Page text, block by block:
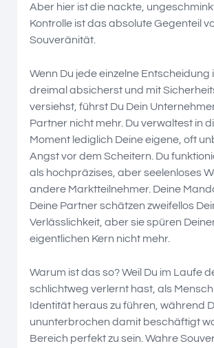
Aber hier ist die nackte,
Kontrolle ist das absolute Gegenteil
Souveränität.
Wenn Du jede einzelne Entscheidung
dreimal absicherst und mit
versiehst, führst Du Dein
Partner nicht mehr. Du verwaltest in
Moment lediglich Deine eigene, oft
Angst vor dem Scheitern. Du
als hochpräzises, aber seelenloses
andere Marktteilnehmer. Deine
Deine Partner schätzen zweifellos
Verlässlichkeit, aber sie spüren
eigentlichen Kern nicht mehr.
Warum ist das so? Weil Du im Laufe
schlichtweg verlernt hast, als
Identität heraus zu führen, während
ununterbrochen damit beschäftigt
Bereich perfekt zu sein. Wahre